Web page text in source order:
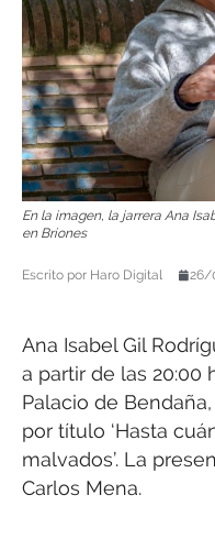
En la imagen, la jarrera Ana
en Briones
Escrito por Haro Digital 26/
Ana Isabel Gil
a partir de las 20:00
Palacio de
por título ‘Hasta
malvados’. La
Carlos Mena.